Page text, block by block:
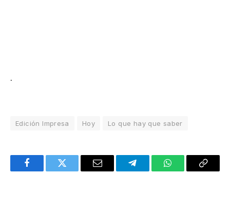
.
Edición Impresa Hoy Lo que hay que saber
FacebookTwitter Email TelegramWhatsAppCopy